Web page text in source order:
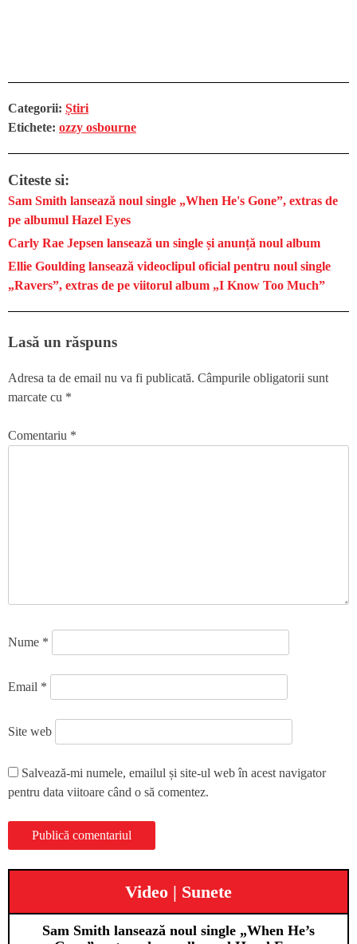
Categorii: Știri
Etichete: ozzy osbourne
Citeste si:
Sam Smith lansează noul single „When He's Gone”, extras de
pe albumul Hazel Eyes
Carly Rae Jepsen lansează un single și anunță noul album
Ellie Goulding lansează videoclipul oficial pentru noul single
„Ravers”, extras de pe viitorul album „I Know Too Much”
Lasă un răspuns
Adresa ta de email nu va fi publicată. Câmpurile obligatorii sunt
marcate cu *
Comentariu *
Nume *
Email *
Site web
Salvează-mi numele, emailul și site-ul web în acest navigator
pentru data viitoare când o să comentez.
Video | Sunete
Sam Smith lansează noul single „When He’s